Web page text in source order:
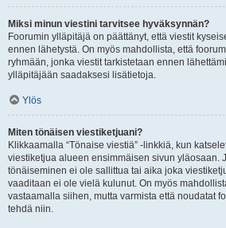
Miksi minun viestini tarvitsee hyväksynnän?
Foorumin ylläpitäjä on päättänyt, että viestit
ennen lähetystä. On myös mahdollista, että
ryhmään, jonka viestit tarkistetaan ennen
ylläpitäjään saadaksesi lisätietoja.
Ylös
Miten tönäisen viestiketjuani?
Klikkaamalla “Tönaise viestiä” -linkkiä, kun
viestiketjua alueen ensimmäisen sivun yläosaan.
tönäiseminen ei ole sallittua tai aika joka
vaaditaan ei ole vielä kulunut. On myös
vastaamalla siihen, mutta varmista että noudatat
tehdä niin.